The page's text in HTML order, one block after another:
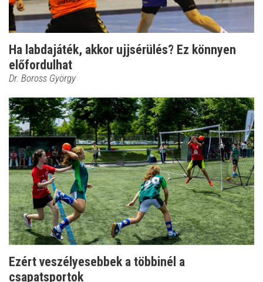
Ha labdajáték, akkor ujjsérülés? Ez könnyen
előfordulhat
Dr. Boross György
Ezért veszélyesebbek a többinél a
csapatsportok